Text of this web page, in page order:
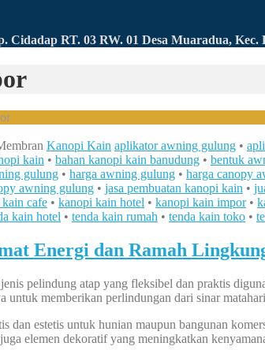
RT. 03 RW. 01 Desa Muaradua,
Kanopi Kain aplikator awning gulung •
kain • bahan kanopi kain banudung • bentuk
gulung • harga awning gulung • harga canopy
awning gulung • jasa pembuatan kanopi kain •
cafe • kanopi kain hotel • kanopi kain impor•
kain hotel • tenda kain rumah • tenda kain toko •
Energi dan Ramah
pelindung atap yang fleksibel dan praktis
memberikan perlindungan dari sinar
estetis untuk hunian maupun bangunan
elemen dekoratif yang meningkatkan